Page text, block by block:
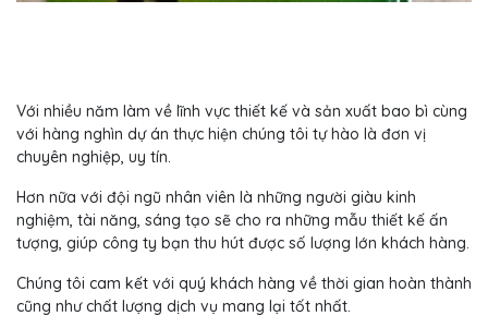
Với nhiều năm làm về lĩnh vực thiết kế và sản xuất bao bì cùng
với hàng nghìn dự án thực hiện chúng tôi tự hào là đơn vị
chuyên nghiệp, uy tín.
Hơn nữa với đội ngũ nhân viên là những người giàu kinh
nghiệm, tài năng, sáng tạo sẽ cho ra những mẫu thiết kế ấn
tượng, giúp công ty bạn thu hút được số lượng lớn khách hàng.
Chúng tôi cam kết với quý khách hàng về thời gian hoàn thành
cũng như chất lượng dịch vụ mang lại tốt nhất.